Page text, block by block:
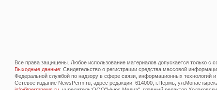
Все права защищены. Любое использование материалов допускается только с
Выходные данные: Свидетельство о регистрации средства массовой
Федеральной службой по надзору в сфере связи, информационных технологий
Сетевое издание NewsPerm.ru, адрес редакции: 614000, г.Пермь,